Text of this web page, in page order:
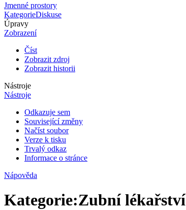
Jmenné prostory
KategorieDiskuse
Úpravy
Zobrazení
Číst
Zobrazit zdroj
Zobrazit historii
Nástroje
Nástroje
Odkazuje sem
Související změny
Načíst soubor
Verze k tisku
Trvalý odkaz
Informace o stránce
Nápověda
Kategorie:Zubní lékařství